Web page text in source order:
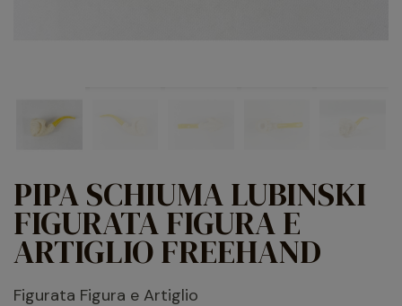
PIPA SCHIUMA LUBINSKI
FIGURATA FIGURA E
ARTIGLIO FREEHAND
Figurata Figura e Artiglio